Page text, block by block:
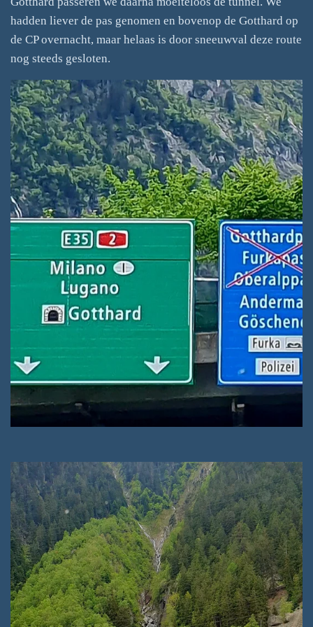
hadden liever de pas genomen en bovenop de Gotthard op
de CP overnacht, maar helaas is door sneeuwval deze route
nog steeds gesloten.